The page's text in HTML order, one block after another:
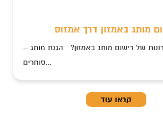
מותג באמזון דרך אמזוס
של רישום מותג באמזון? הגנת מותג –
סוחרים...
קראו עוד